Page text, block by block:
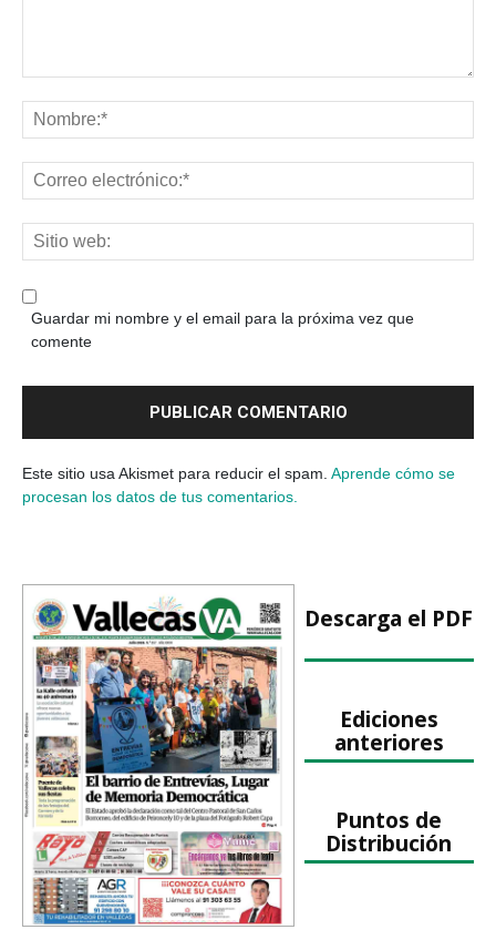
Guardar mi nombre y el email para la próxima vez que
comente
Este sitio usa Akismet para reducir el spam. Aprende cómo se
procesan los datos de tus comentarios.
Descarga el PDF
Ediciones
anteriores
Puntos de
Distribución